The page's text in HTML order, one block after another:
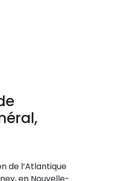
de l’Atlantique
en Nouvelle-